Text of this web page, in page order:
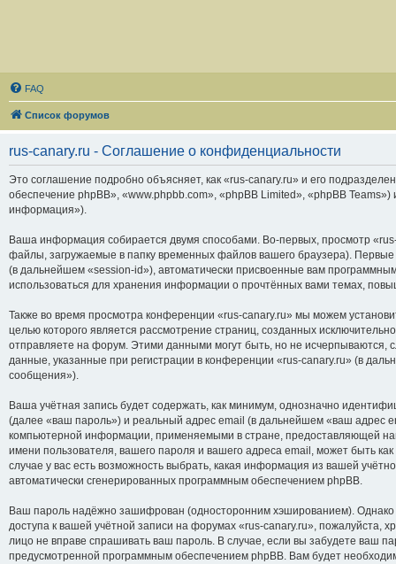
FAQ
Список форумов
rus-canary.ru - Соглашение о конфиденциальности
Это соглашение подробно объясняет, как «rus-canary.ru» и его
обеспечение phpBB», «www.phpbb.com», «phpBB Limited», «phpBB
информация»).
Ваша информация собирается двумя способами. Во-первых, просмотр
файлы, загружаемые в папку временных файлов вашего браузера).
(в дальнейшем «session-id»), автоматически присвоенные вам
использоваться для хранения информации о прочтённых вами темах,
Также во время просмотра конференции «rus-canary.ru» мы можем
целью которого является рассмотрение страниц, созданных
отправляете на форум. Этими данными могут быть, но не
данные, указанные при регистрации в конференции «rus-canary.ru» (в
сообщения»).
Ваша учётная запись будет содержать, как минимум, однозначно
(далее «ваш пароль») и реальный адрес email (в дальнейшем «ваш адрес
компьютерной информации, применяемыми в стране, предоставляющей
имени пользователя, вашего пароля и вашего адреса email, может быть
случае у вас есть возможность выбрать, какая информация из вашей
автоматически сгенерированных программным обеспечением phpBB.
Ваш пароль надёжно зашифрован (односторонним хэшированием). Однако
доступа к вашей учётной записи на форумах «rus-canary.ru», пожалуйста,
лицо не вправе спрашивать ваш пароль. В случае, если вы забудете ваш
предусмотренной программным обеспечением phpBB. Вам будет